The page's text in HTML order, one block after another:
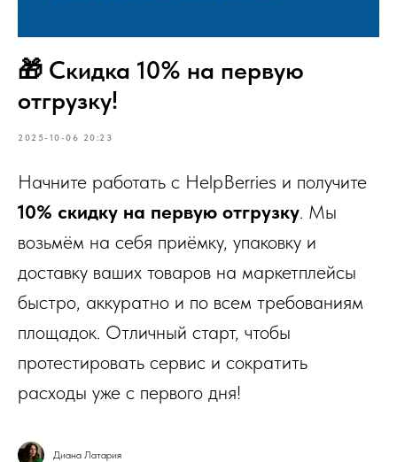
🎁 Скидка 10% на первую
отгрузку!
2025-10-06 20:23
Начните работать с HelpBerries и получите
10% скидку на первую отгрузку. Мы
возьмём на себя приёмку, упаковку и
доставку ваших товаров на маркетплейсы
быстро, аккуратно и по всем требованиям
площадок. Отличный старт, чтобы
протестировать сервис и сократить
расходы уже с первого дня!
Диана Латария